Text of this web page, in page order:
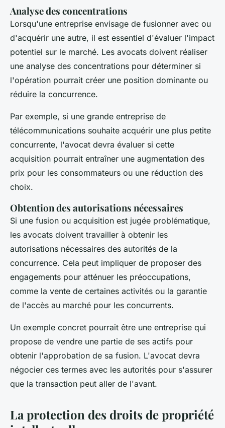
Analyse des concentrations
Lorsqu'une entreprise envisage de fusionner avec ou
d'acquérir une autre, il est essentiel d'évaluer l'impact
potentiel sur le marché. Les avocats doivent réaliser
une analyse des concentrations pour déterminer si
l'opération pourrait créer une position dominante ou
réduire la concurrence.
Par exemple, si une grande entreprise de
télécommunications souhaite acquérir une plus petite
concurrente, l'avocat devra évaluer si cette
acquisition pourrait entraîner une augmentation des
prix pour les consommateurs ou une réduction des
choix.
Obtention des autorisations nécessaires
Si une fusion ou acquisition est jugée problématique,
les avocats doivent travailler à obtenir les
autorisations nécessaires des autorités de la
concurrence. Cela peut impliquer de proposer des
engagements pour atténuer les préoccupations,
comme la vente de certaines activités ou la garantie
de l'accès au marché pour les concurrents.
Un exemple concret pourrait être une entreprise qui
propose de vendre une partie de ses actifs pour
obtenir l'approbation de sa fusion. L'avocat devra
négocier ces termes avec les autorités pour s'assurer
que la transaction peut aller de l'avant.
La protection des droits de propriété